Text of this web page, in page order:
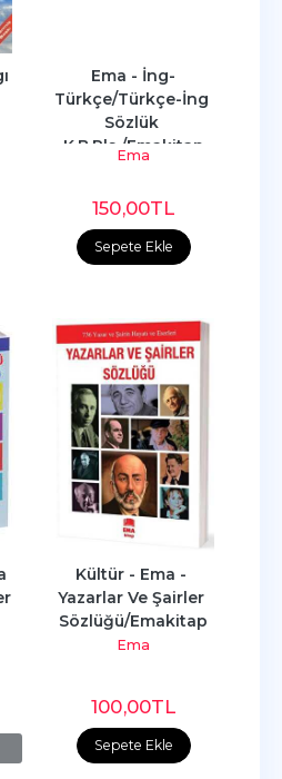
Sepete Ekle
Ema - İng-
Türkçe/Türkçe-İng
Sözlük
K.B.Pls./Emakitap
Ema
150,00TL
Sepete Ekle
Kültür - Ema -
Yazarlar Ve Şairler
Sözlüğü/Emakitap
Ema
100,00TL